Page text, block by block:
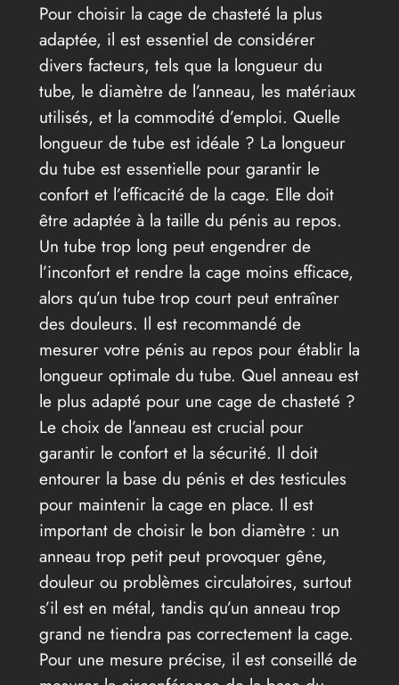
Pour choisir la cage de chasteté la plus
adaptée, il est essentiel de considérer
divers facteurs, tels que la longueur du
tube, le diamètre de l’anneau, les matériaux
utilisés, et la commodité d’emploi. Quelle
longueur de tube est idéale ? La longueur
du tube est essentielle pour garantir le
confort et l’efficacité de la cage. Elle doit
être adaptée à la taille du pénis au repos.
Un tube trop long peut engendrer de
l’inconfort et rendre la cage moins efficace,
alors qu’un tube trop court peut entraîner
des douleurs. Il est recommandé de
mesurer votre pénis au repos pour établir la
longueur optimale du tube. Quel anneau est
le plus adapté pour une cage de chasteté ?
Le choix de l’anneau est crucial pour
garantir le confort et la sécurité. Il doit
entourer la base du pénis et des testicules
pour maintenir la cage en place. Il est
important de choisir le bon diamètre : un
anneau trop petit peut provoquer gêne,
douleur ou problèmes circulatoires, surtout
s’il est en métal, tandis qu’un anneau trop
grand ne tiendra pas correctement la cage.
Pour une mesure précise, il est conseillé de